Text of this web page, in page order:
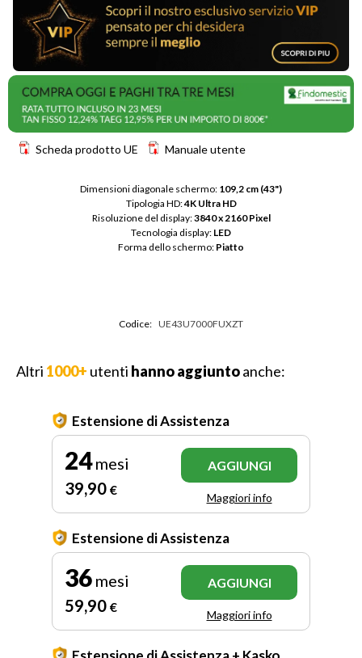
Scheda prodotto UE Manuale utente
Dimensioni diagonale schermo: 109,2 cm (43")
Tipologia HD: 4K Ultra HD
Risoluzione del display: 3840 x 2160 Pixel
Tecnologia display: LED
Forma dello schermo: Piatto
Codice: UE43U7000FUXZT
Altri 1000+ utenti hanno aggiuntoanche:
Estensione di Assistenza
24mesi
39,90 €
AGGIUNGI
Maggiori info
Estensione di Assistenza
36 mesi
59,90 €
AGGIUNGI
Maggiori info